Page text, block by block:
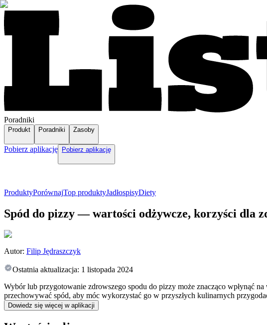
Poradniki
Produkt Poradniki Zasoby
Pobierz aplikację Pobierz aplikację
ProduktyPorównajTop produktyJadłospisyDiety
Spód do pizzy — wartości odżywcze, korzyści dla
Autor: Filip Jędraszczyk
Ostatnia aktualizacja: 1 listopada 2024
Wybór lub przygotowanie zdrowszego spodu do pizzy może znacząco wpłynąć
przechowywać spód, aby móc wykorzystać go w przyszłych kulinarnych
Dowiedz się więcej w aplikacji